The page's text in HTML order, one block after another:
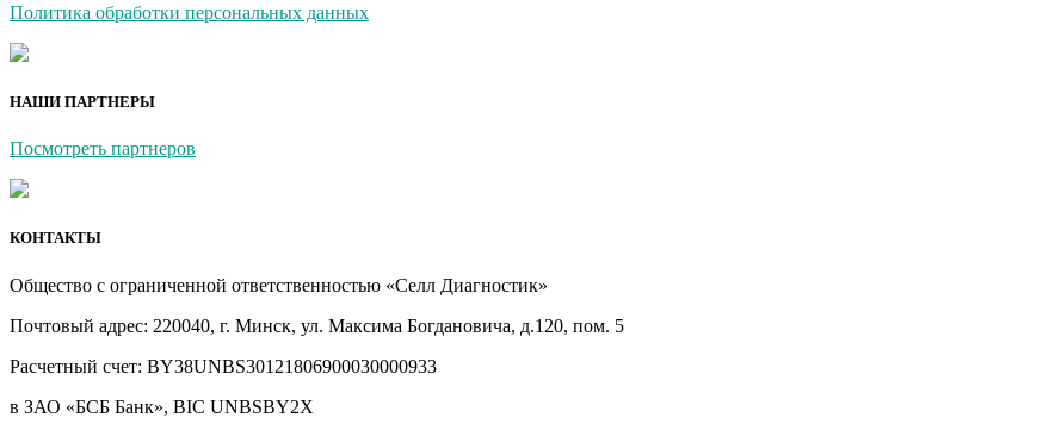
Политика обработки персональных данных
НАШИ ПАРТНЕРЫ
Посмотреть партнеров
КОНТАКТЫ
Общество с ограниченной ответственностью «Селл Диагностик»
Почтовый адрес: 220040, г. Минск, ул. Максима Богдановича, д.120, пом. 5
Расчетный счет: BY38UNBS30121806900030000933
в ЗАО «БСБ Банк», BIC UNBSBY2X